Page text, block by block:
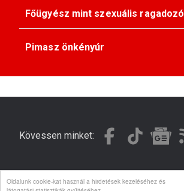
Oldalunk cookie-kat használ a hirdetések kezeléséhez és
Főügyész mint szexuális ragadozó
Pimasz önkényúr
Kövessen minket:
© Gondola 2026 - Minden jog fenntartva